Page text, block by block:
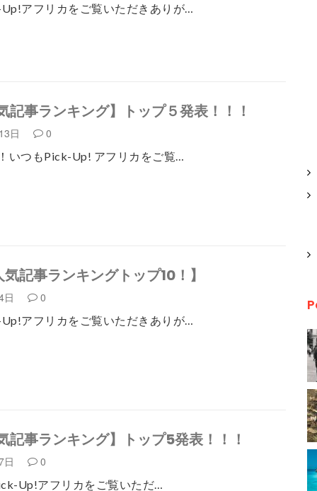
アフリカをご覧いただきありが…
記事ランキング】トップ５発表！！！
日 0
いつもPick-Up! アフリカをご覧…
記事ランキングトップ10！】
日 0
アフリカをご覧いただきありが…
記事ランキング】トップ5発表！！！
日 0
Up!アフリカをご覧いただ…